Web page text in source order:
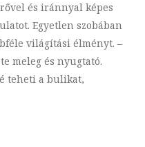
és iránnyal képes
Egyetlen szobában
világítási élményt. –
meleg és nyugtató.
teheti a bulikat,